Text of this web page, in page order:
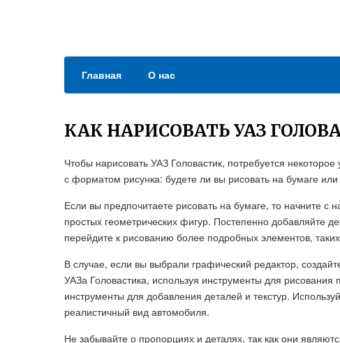
Главная О нас
КАК НАРИСОВАТЬ УАЗ
Чтобы нарисовать УАЗ Головастик, потребуется
с форматом рисунка: будете ли вы рисовать на бумаге
Если вы предпочитаете рисовать на бумаге, то начните
простых геометрических фигур. Постепенно добавляйте
перейдите к рисованию более подробных элементов,
В случае, если вы выбрали графический редактор,
УАЗа Головастика, используя инструменты для
инструменты для добавления деталей и текстур.
реалистичный вид автомобиля.
Не забывайте о пропорциях и деталях, так как они